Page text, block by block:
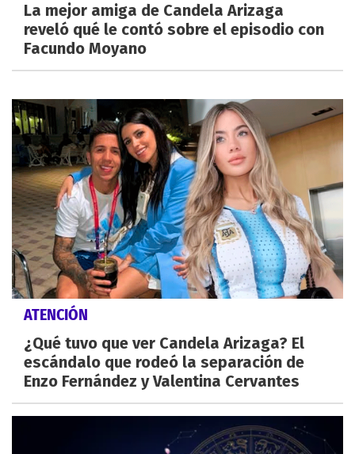
La mejor amiga de Candela Arizaga
reveló qué le contó sobre el episodio con
Facundo Moyano
ATENCIÓN
¿Qué tuvo que ver Candela Arizaga? El
escándalo que rodeó la separación de
Enzo Fernández y Valentina Cervantes